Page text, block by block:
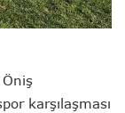
karşılaşması